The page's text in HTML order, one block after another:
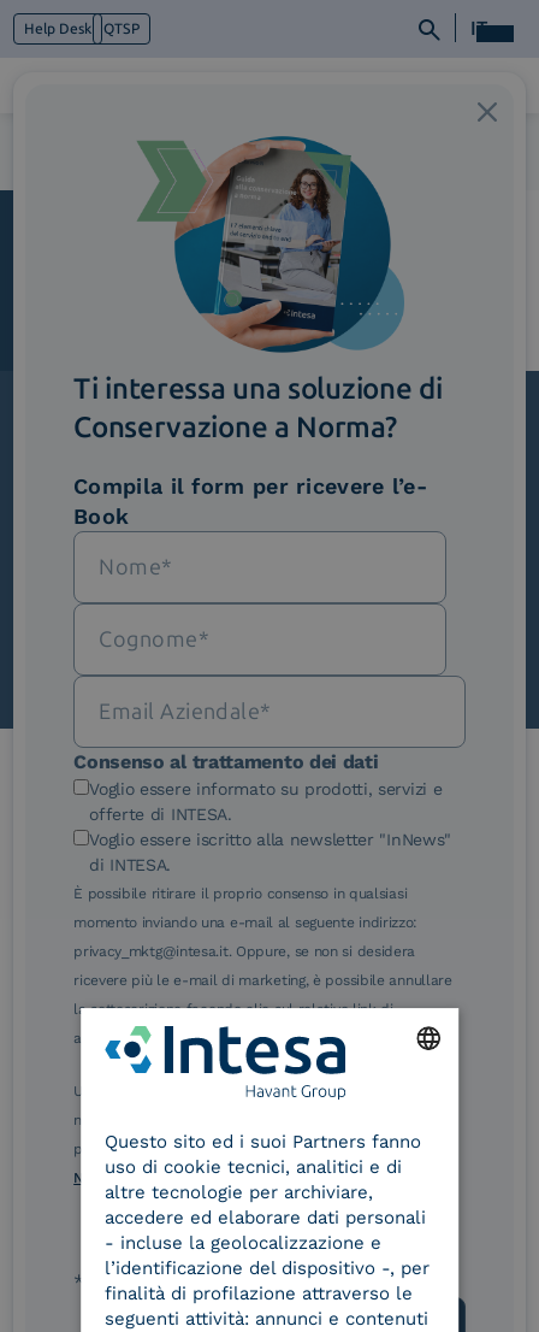
Help Desk QTSP IT
Cosa facciamo
ImmagineEvidenza_LPChecklist_IntesaSign&pay
Novità, iniziative ed eventi dal mondo della
trasformazione digitale.
Scopri InNews
Le nostre certificazioni
eIDAS Qualified Trust
Service Provider
eIDAS Qualified Trust
Service Provider for
Electronic Signature /
Seal Creation
Service Provider e
Aggregatore SPID
Service Provider e
Aggregatore CIE
Conservatore
qualificato
UNI EN ISO 37001
Ti interessa una soluzione di
Conservazione a Norma?
Compila il form per ricevere l’e-
Book
Consenso al trattamento dei dati
Voglio essere informato su prodotti, servizi e
offerte di INTESA.
Voglio essere iscritto alla newsletter "InNews"
di INTESA.
È possibile ritirare il proprio consenso in qualsiasi
momento inviando una e-mail al seguente indirizzo:
privacy_mktg@intesa.it. Oppure, se non si desidera
ricevere più le e-mail di marketing, è possibile annullare
la sottoscrizione facendo clic sul relativo link di
annullamento sottoscrizione, in qualsiasi e-mail.
Ulteriori informazioni sulle procedure sono disponibili
nelle Norme di tutela della privacy INTESA. Inoltrando il
presente modulo, dichiaro di aver letto e compreso le
Norme di tutela della privacy INTESA.
* campo obbligatorio
ITALIAN
Questo sito ed i suoi Partners fanno
uso di cookie tecnici, analitici e di
altre tecnologie per archiviare,
accedere ed elaborare dati personali
- incluse la geolocalizzazione e
l’identificazione del dispositivo -, per
finalità di profilazione attraverso le
seguenti attività: annunci e contenuti